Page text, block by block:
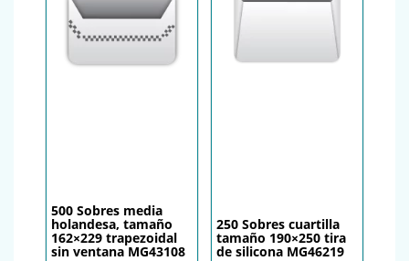
500 Sobres media
holandesa, tamaño
162×229 trapezoidal
sin ventana MG43108
250 Sobres cuartilla
tamaño 190×250 tira
de silicona MG46219